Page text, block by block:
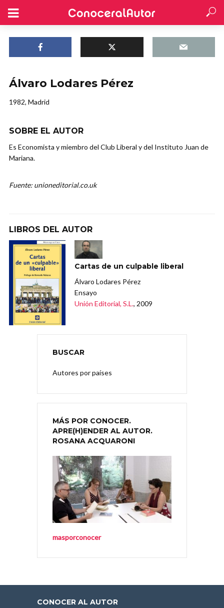
Álvaro Lodares Pérez
1982, Madrid
SOBRE EL AUTOR
Es Economista y miembro del Club Liberal y del Instituto Juan de
Mariana.
Fuente: unioneditorial.co.uk
LIBROS DEL AUTOR
Cartas de un culpable liberal
Álvaro Lodares Pérez
Ensayo
Unión Editorial, S.L., 2009
BUSCAR
Autores por países
MÁS POR CONOCER.
APRE(H)ENDER AL AUTOR.
ROSANA ACQUARONI
masporconocer
CONOCER AL AUTOR